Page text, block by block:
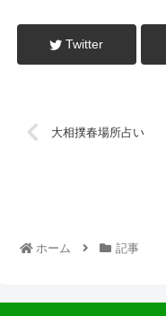
Twitter
大相撲春場所占い
ホーム 記事